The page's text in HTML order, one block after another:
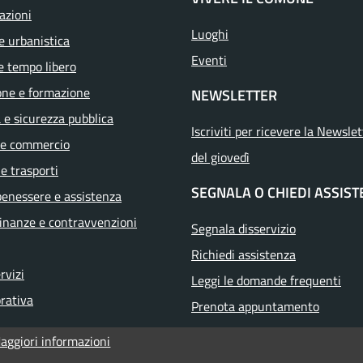
urbanistica
tempo libero
e formazione
sicurezza pubblica
commercio
trasporti
e assistenza
e contravvenzioni
Luoghi
Eventi
NEWSLETTER
Iscriviti per ricevere la
del giovedì
SEGNALA O CHIEDI
Segnala disservizio
Richiedi assistenza
Leggi le domande frequenti
Prenota appuntamento
informazioni